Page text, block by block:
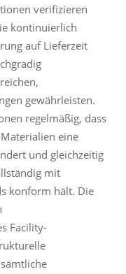
verifizieren
kontinuierlich
auf Lieferzeit
gewährleisten.
regelmäßig, dass
eine
und gleichzeitig
mit
konform hält. Die
Facility-